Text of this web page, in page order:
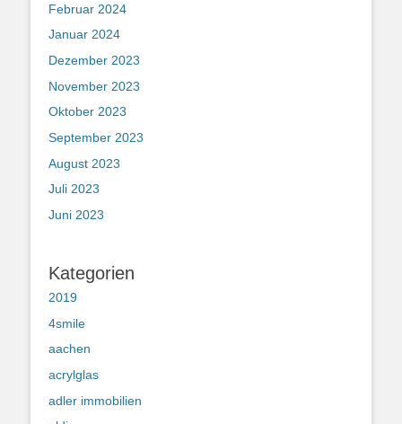
Februar 2024
Januar 2024
Dezember 2023
November 2023
Oktober 2023
September 2023
August 2023
Juli 2023
Juni 2023
Kategorien
2019
4smile
aachen
acrylglas
adler immobilien